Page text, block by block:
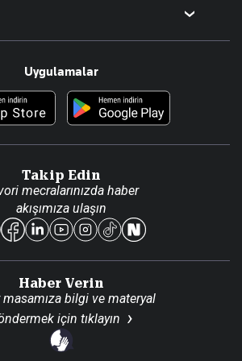
Uygulamalar
Takip Edin
mecralarınızda haber
akışımıza ulaşın
Haber Verin
bilgi ve materyal
için tıklayın